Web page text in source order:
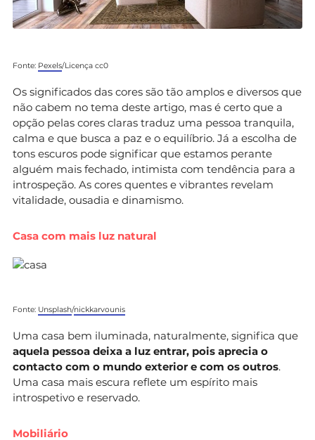
Fonte: Pexels/Licença cc0
Os significados das cores são tão amplos e diversos que
não cabem no tema deste artigo, mas é certo que a
opção pelas cores claras traduz uma pessoa tranquila,
calma e que busca a paz e o equilíbrio. Já a escolha de
tons escuros pode significar que estamos perante
alguém mais fechado, intimista com tendência para a
introspeção. As cores quentes e vibrantes revelam
vitalidade, ousadia e dinamismo.
Casa com mais luz natural
Fonte: Unsplash/nickkarvounis
Uma casa bem iluminada, naturalmente, significa que
aquela pessoa deixa a luz entrar, pois aprecia o
contacto com o mundo exterior e com os outros.
Uma casa mais escura reflete um espírito mais
introspetivo e reservado.
Mobiliário